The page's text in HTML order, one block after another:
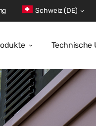
Technische
Schweiz (DE)